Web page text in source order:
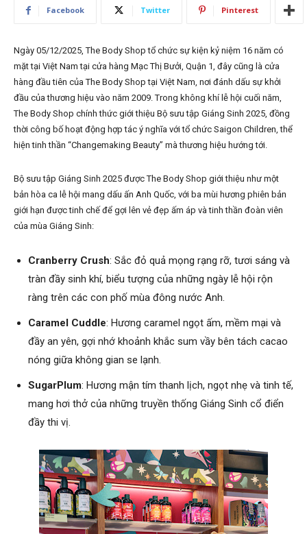
Facebook Twitter Pinterest
Ngày 05/12/2025, The Body Shop tổ chức sự kiện kỷ niệm 16 năm có
mặt tại Việt Nam tại cửa hàng Mạc Thị Bưởi, Quận 1, đây cũng là cửa
hàng đầu tiên của The Body Shop tại Việt Nam, nơi đánh dấu sự khởi
đầu của thương hiệu vào năm 2009. Trong không khí lễ hội cuối năm,
The Body Shop chính thức giới thiệu Bộ sưu tập Giáng Sinh 2025, đồng
thời công bố hoạt động hợp tác ý nghĩa với tổ chức Saigon Children, thể
hiện tinh thần “Changemaking Beauty” mà thương hiệu hướng tới.
Bộ sưu tập Giáng Sinh 2025 được The Body Shop giới thiệu như một
bản hòa ca lễ hội mang dấu ấn Anh Quốc, với ba mùi hương phiên bản
giới hạn được tinh chế để gợi lên vẻ đẹp ấm áp và tinh thần đoàn viên
của mùa Giáng Sinh:
Cranberry Crush: Sắc đỏ quả mọng rạng rỡ, tươi sáng và
tràn đầy sinh khí, biểu tượng của những ngày lễ hội rộn
ràng trên các con phố mùa đông nước Anh.
Caramel Cuddle: Hương caramel ngọt ấm, mềm mại và
đầy an yên, gợi nhớ khoảnh khắc sum vầy bên tách cacao
nóng giữa không gian se lạnh.
SugarPlum: Hương mận tím thanh lịch, ngọt nhẹ và tinh tế,
mang hơi thở của những truyền thống Giáng Sinh cổ điển
đầy thi vị.